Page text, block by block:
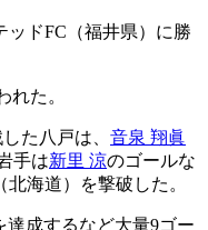
ッドFC（福井県）に勝
れた。
た八戸は、 音泉 翔眞
手は新里 涼のゴールな
海道）を撃破した。
達成するなど大量9ゴー